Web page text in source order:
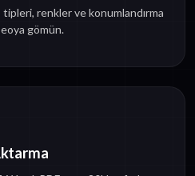
tipleri, renkler ve konumlandırma
gömün.